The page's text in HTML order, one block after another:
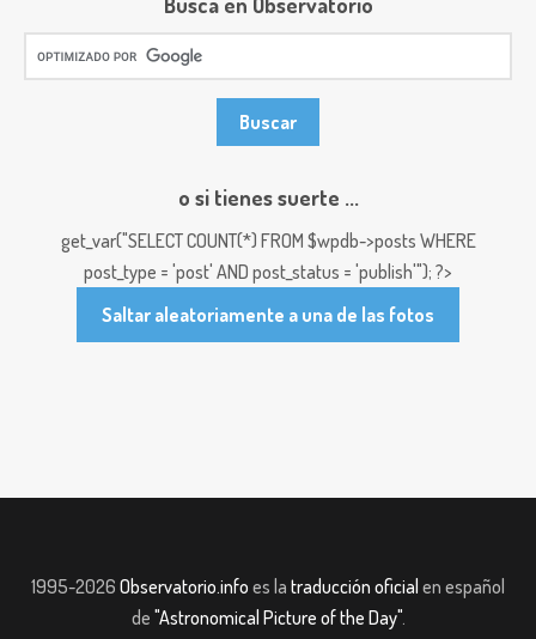
o si tienes suerte ...
get_var("SELECT COUNT(*) FROM $wpdb->posts WHERE
post_type = 'post' AND post_status = 'publish'"); ?>
Saltar aleatoriamente a una de las fotos
1995-2026 Observatorio.info es la traducción oficial en español
de "Astronomical Picture of the Day".